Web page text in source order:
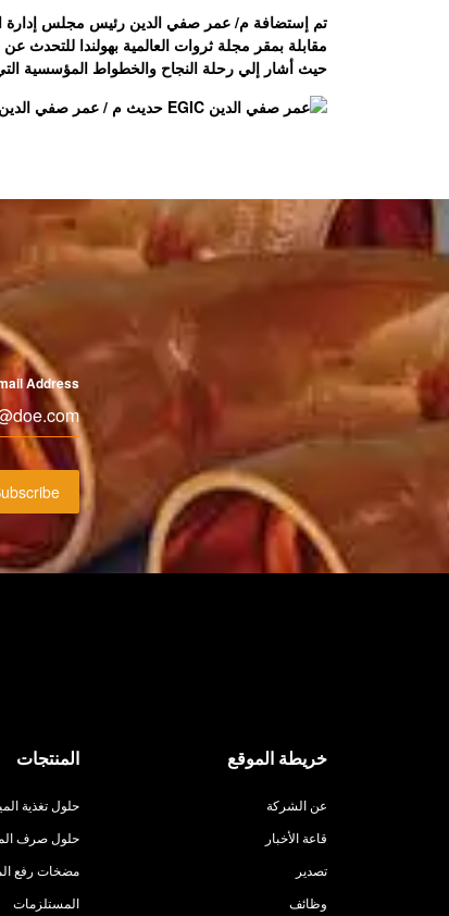
تم إستضافة م/ عمر صفي الدين رئيس مجلس إدارة
مقابلة بمقر مجلة ثروات العالمية بهولندا للتحدث عن
حيث أشار إلي رحلة النجاح والخطواط المؤسسية
Address
خريطة الموقع
عن الشركة
قاعة الأخبار
تصدير
وظائف
المنتجات
حلول تغذية
حلول صرف
مضخات رفع
المستلزمات